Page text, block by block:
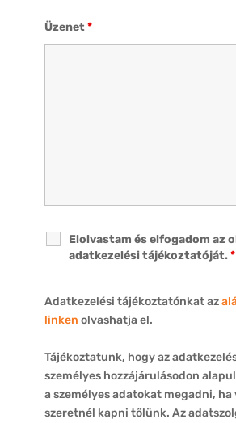
Üzenet*
Elolvastam és elfogadom az
adatkezelési tájékoztatóját.*
Adatkezelési tájékoztatónkat az
linken olvashatja el.
Tájékoztatunk, hogy az
személyes hozzájárulásodon
a személyes adatokat megadni, ha
szeretnél kapni tőlünk. Az